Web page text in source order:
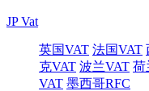
JP Vat
英国VAT 法国VAT
克VAT 波兰VAT 荷
VAT 墨西哥RFC